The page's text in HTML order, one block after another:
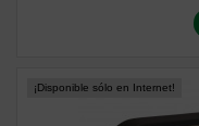
¡Disponible sólo en Internet!